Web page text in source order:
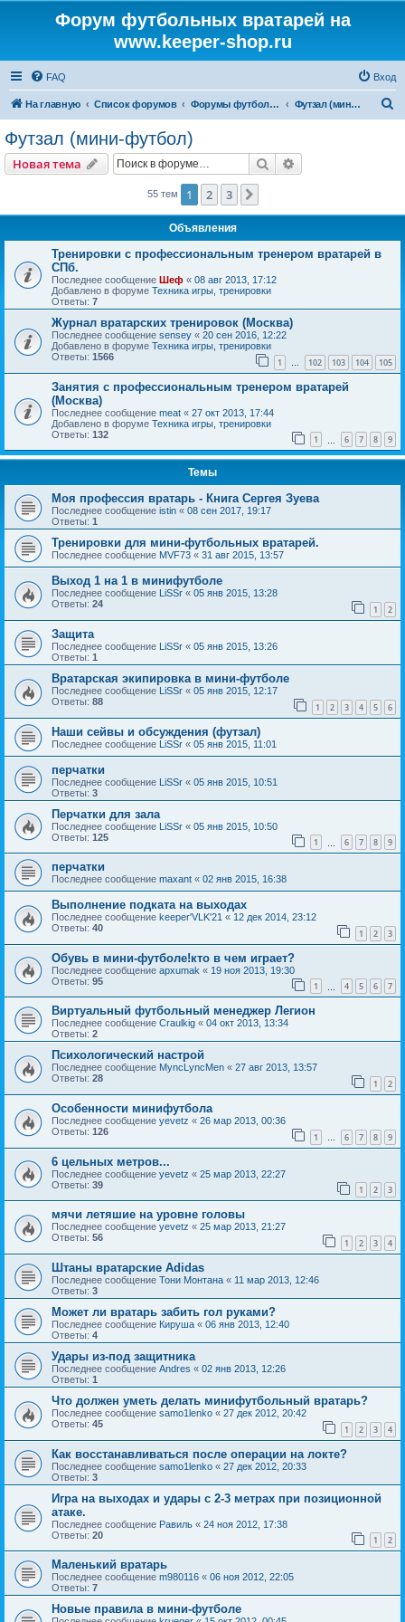
Форум футбольных вратарей на
www.keeper-shop.ru
FAQ Вход
На главную Список форумов Форумы футбольных вратарей Футзал (мини-футбол)
Футзал (мини-футбол)
Новая тема Поиск
55 тем 1 2 3
Объявления
Тренировки с профессиональным тренером вратарей в
СПб.
Последнее сообщение Шеф « 08 авг 2013, 17:12
Добавлено в форуме Техника игры, тренировки
Ответы: 7
Журнал вратарских тренировок (Москва)
Последнее сообщение sensey « 20 сен 2016, 12:22
Добавлено в форуме Техника игры, тренировки
Ответы: 1566 1 … 102 103 104 105
Занятия с профессиональным тренером вратарей
(Москва)
Последнее сообщение meat « 27 окт 2013, 17:44
Добавлено в форуме Техника игры, тренировки
Ответы: 132 1 6 7 8 9
Темы
Моя профессия вратарь - Книга Сергея Зуева
Последнее сообщение istin « 08 сен 2017, 19:17
Ответы: 1
Тренировки для мини-футбольных вратарей.
Последнее сообщение MVF73 « 31 авг 2015, 13:57
Выход 1 на 1 в минифутболе
Последнее сообщение LiSSr « 05 янв 2015, 13:28
Ответы: 24 1 2
Защита
Последнее сообщение LiSSr « 05 янв 2015, 13:26
Ответы: 1
Вратарская экипировка в мини-футболе
Последнее сообщение LiSSr « 05 янв 2015, 12:17
Ответы: 88 1 2 3 4 5 6
Наши сейвы и обсуждения (футзал)
Последнее сообщение LiSSr « 05 янв 2015, 11:01
перчатки
Последнее сообщение LiSSr « 05 янв 2015, 10:51
Ответы: 3
Перчатки для зала
Последнее сообщение LiSSr « 05 янв 2015, 10:50
Ответы: 125 1 6 7 8 9
перчатки
Последнее сообщение maxant « 02 янв 2015, 16:38
Выполнение подката на выходах
Последнее сообщение keeper'VLK'21 « 12 дек 2014, 23:12
Ответы: 40 1 2 3
Обувь в мини-футболе!кто в чем играет?
Последнее сообщение apxumak « 19 ноя 2013, 19:30
Ответы: 95 1 4 5 6 7
Виртуальный футбольный менеджер Легион
Последнее сообщение Craulkig « 04 окт 2013, 13:34
Ответы: 2
Психологический настрой
Последнее сообщение MyncLyncMen « 27 авг 2013, 13:57
Ответы: 28 1 2
Особенности минифутбола
Последнее сообщение yevetz « 26 мар 2013, 00:36
Ответы: 126 1 … 6 7 8 9
6 цельных метров...
Последнее сообщение yevetz « 25 мар 2013, 22:27
Ответы: 39 1 2 3
мячи летяшие на уровне головы
Последнее сообщение yevetz « 25 мар 2013, 21:27
Ответы: 56 1 2 3 4
Штаны вратарские Adidas
Последнее сообщение Тони Монтана « 11 мар 2013, 12:46
Ответы: 3
Может ли вратарь забить гол руками?
Последнее сообщение Кируша « 06 янв 2013, 12:40
Ответы: 4
Удары из-под защитника
Последнее сообщение Andres « 02 янв 2013, 12:26
Ответы: 1
Что должен уметь делать минифутбольный вратарь?
Последнее сообщение samo1lenko « 27 дек 2012, 20:42
Ответы: 45 1 2 3 4
Как восстанавливаться после операции на локте?
Последнее сообщение samo1lenko « 27 дек 2012, 20:33
Ответы: 3
Игра на выходах и удары с 2-3 метрах при позиционной
атаке.
Последнее сообщение Равиль « 24 ноя 2012, 17:38
Ответы: 20 1 2
Маленький вратарь
Последнее сообщение m980116 « 06 ноя 2012, 22:05
Ответы: 7
Новые правила в мини-футболе